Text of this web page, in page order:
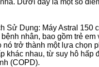
Sử Dụng: Máy Astral 150
nhân, bao gồm trẻ em
nó trở thành một lựa chọn
khác nhau, từ suy hô hấp
(COPD).